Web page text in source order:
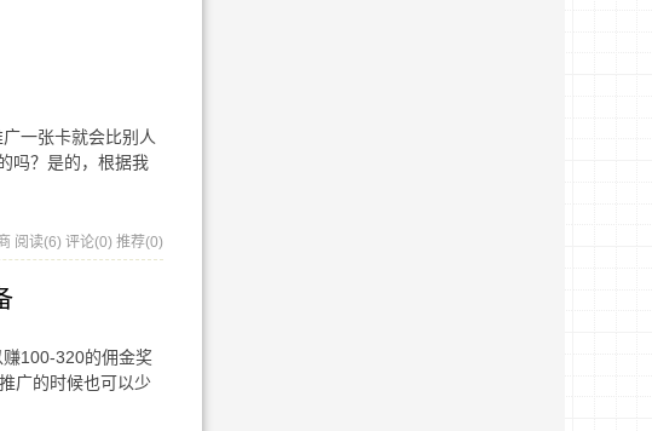
一张卡就会比别人
吗？是的，根据我
阅读(6) 评论(0) 推荐(0)
100-320的佣金奖
广的时候也可以少